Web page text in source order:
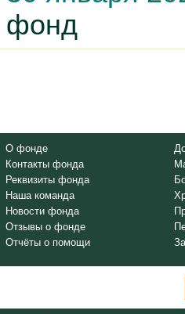
фонд
О фонде
Контакты фонда
Реквизиты фонда
Наша команда
Новости фонда
Отзывы о фонде
Отчёты о помощи